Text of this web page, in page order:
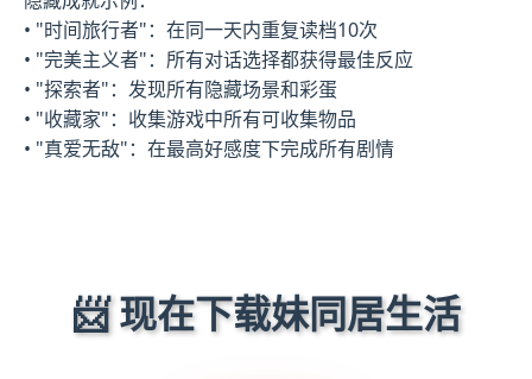
• "时间旅行者"：在同一天内重复读档10次
• "完美主义者"：所有对话选择都获得最佳反应
• "探索者"：发现所有隐藏场景和彩蛋
• "收藏家"：收集游戏中所有可收集物品
• "真爱无敌"：在最高好感度下完成所有剧情
📨 现在下载妹同居生活